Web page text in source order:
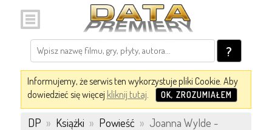
?
Informujemy, że serwis ten wykorzystuje pliki Cookie. Aby
dowiedzieć się więcej kliknij tutaj. OK, ZROZUMIAŁEM
DP » Książki » Powieść » Joanna Wylde -